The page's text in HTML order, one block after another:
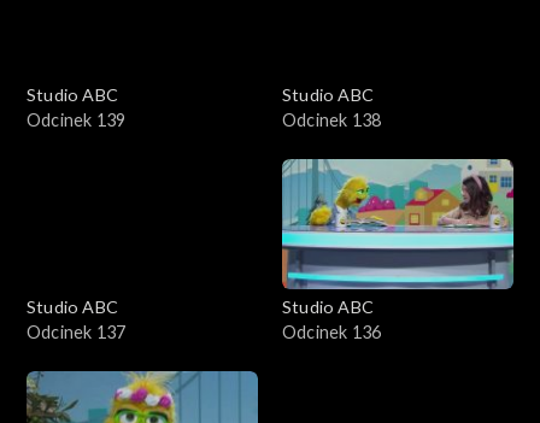
Studio ABC
Odcinek 139
Studio ABC
Odcinek 138
Studio ABC
Odcinek 137
Studio ABC
Odcinek 136